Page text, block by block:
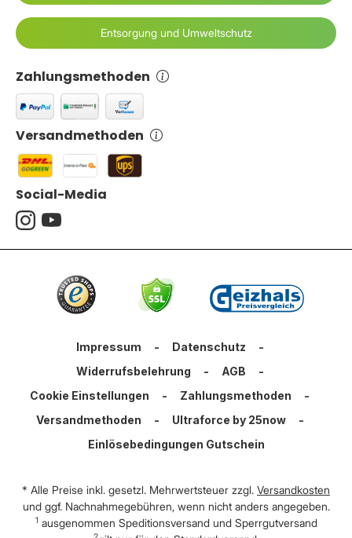
Zahlungsmethoden
Versandmethoden
Entsorgung und Umweltschutz
Social-Media
Impressum - Datenschutz
-
Widerrufsbelehrung
- AGB
-
Cookie Einstellungen
- Zahlungsmethoden
-
Versandmethoden
- Ultraforce by 25now
-
Einlösebedingungen Gutschein
* Alle Preise inkl. gesetzl. Mehrwertsteuer zzgl. Versandkosten
und ggf. Nachnahmegebühren, wenn nicht anders angegeben.
1 ausgenommen Speditionsversand und Sperrgutversand